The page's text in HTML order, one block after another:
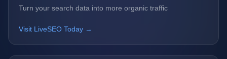
Turn your search data into more organic traffic
Visit LiveSEO Today →